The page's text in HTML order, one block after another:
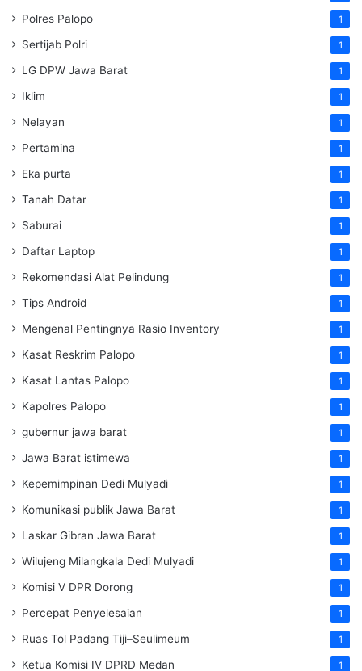
Polres Palopo 1
Sertijab Polri 1
LG DPW Jawa Barat 1
Iklim 1
Nelayan 1
Pertamina 1
Eka purta 1
Tanah Datar 1
Saburai 1
Daftar Laptop 1
Rekomendasi Alat Pelindung 1
Tips Android 1
Mengenal Pentingnya Rasio Inventory 1
Kasat Reskrim Palopo 1
Kasat Lantas Palopo 1
Kapolres Palopo 1
gubernur jawa barat 1
Jawa Barat istimewa 1
Kepemimpinan Dedi Mulyadi 1
Komunikasi publik Jawa Barat 1
Laskar Gibran Jawa Barat 1
Wilujeng Milangkala Dedi Mulyadi 1
Komisi V DPR Dorong 1
Percepat Penyelesaian 1
Ruas Tol Padang Tiji–Seulimeum 1
Ketua Komisi IV DPRD Medan 1